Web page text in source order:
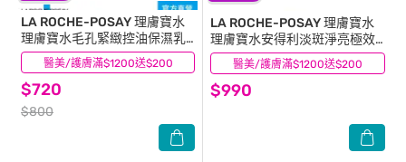
醫美/護膚滿$1200送$200
LA ROCHE-POSAY 理膚寶水
理膚寶水毛孔緊緻控油保濕乳
40ml
$720
$800
(7) 醫美/護膚滿$1200送$200
LA ROCHE-POSAY 理膚寶水
理膚寶水安得利淡斑淨亮極效
夏卡防曬液(MELA夏卡) 50ml
$990
(11)